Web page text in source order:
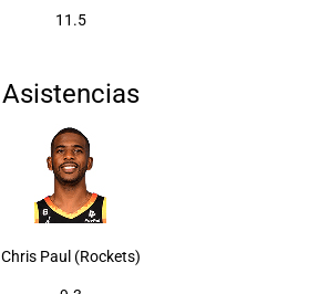
11.5
Asistencias
Chris Paul (Rockets)